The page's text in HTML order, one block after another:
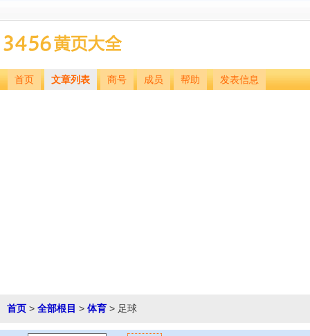
首页 文章列表 商号 成员 帮助 发表信息
首页 > 全部根目 > 体育 > 足球